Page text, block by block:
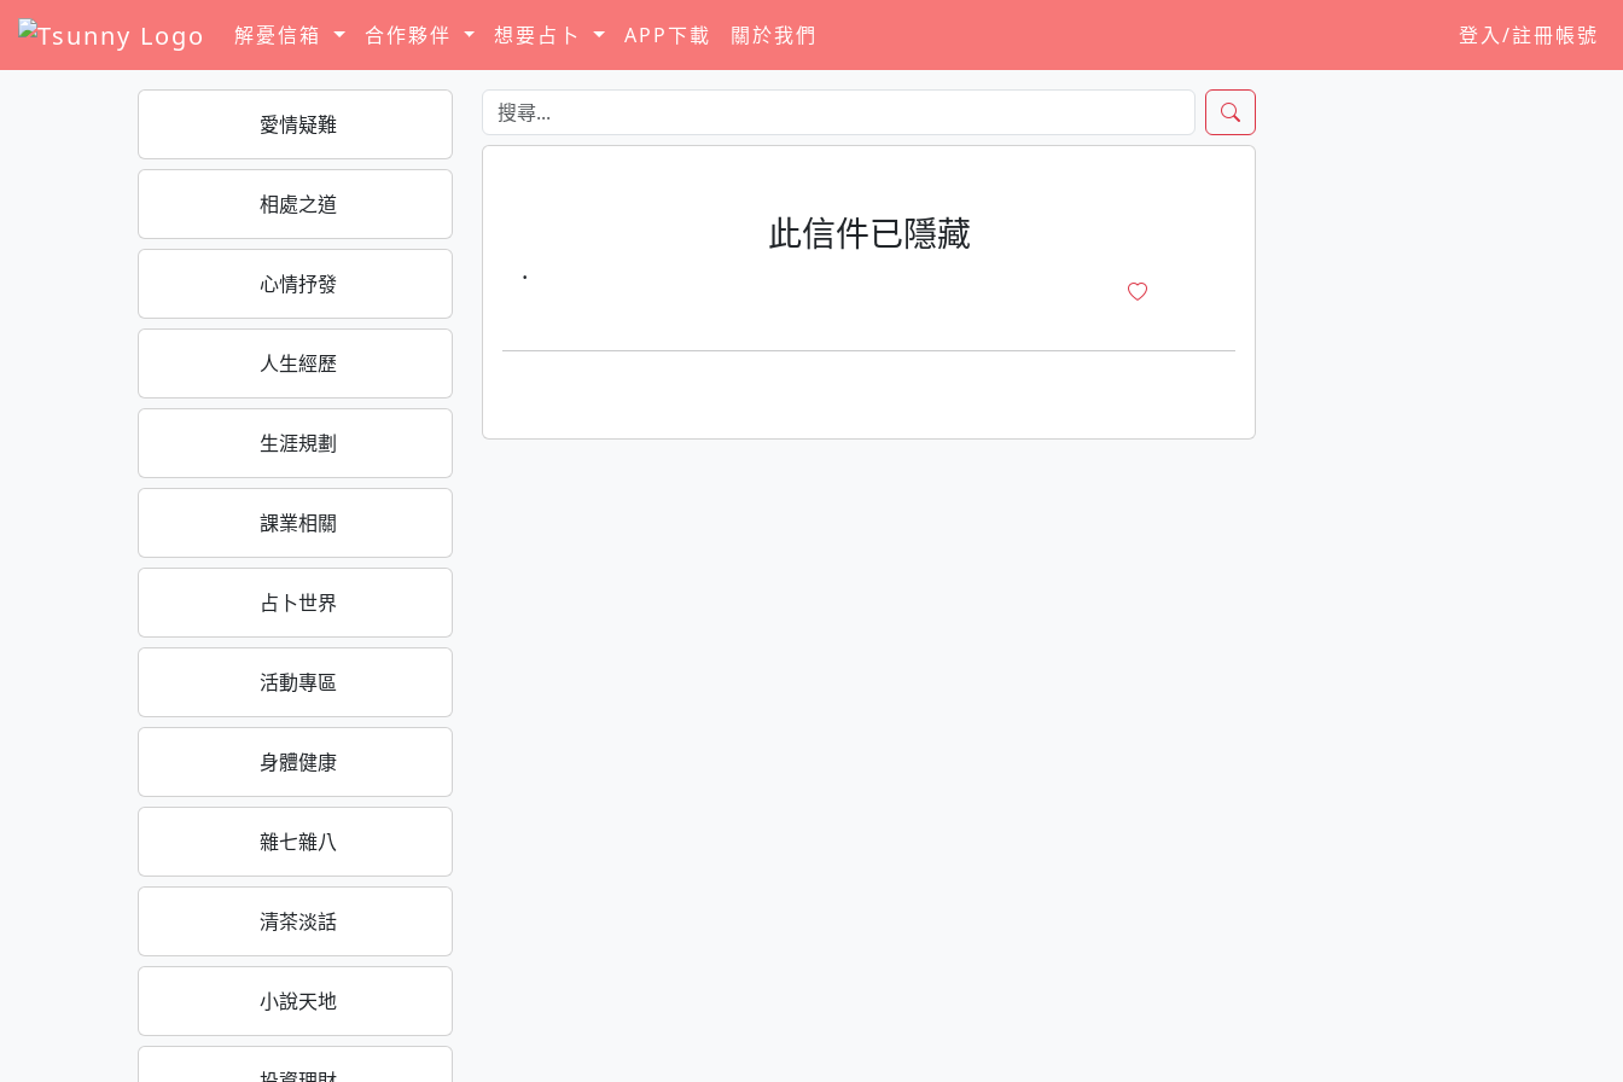
解憂信箱 合作夥伴 想要占卜 APP下載 關於我們 登入/註冊帳號
愛情疑難
相處之道
心情抒發
人生經歷
生涯規劃
課業相關
占卜世界
活動專區
身體健康
雜七雜八
清茶淡話
小說天地
此信件已隱藏
·